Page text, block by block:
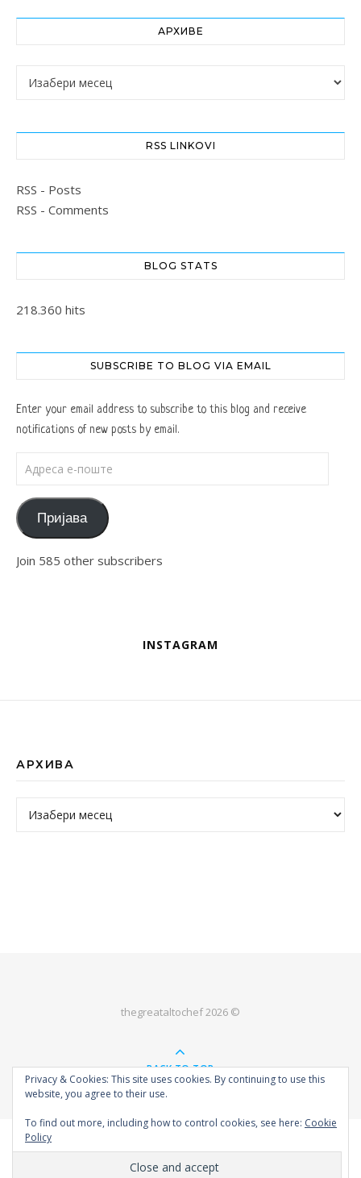
АРХИВЕ
Архиве
RSS LINKOVI
RSS - Posts
RSS - Comments
BLOG STATS
218.360 hits
SUBSCRIBE TO BLOG VIA EMAIL
Enter your email address to subscribe to this blog and receive
notifications of new posts by email.
Пријава
Join 585 other subscribers
INSTAGRAM
АРХИВА
Архива
thegreataltochef 2026 ©
BACK TO TOP
Privacy & Cookies: This site uses cookies. By continuing to use this
website, you agree to their use.
To find out more, including how to control cookies, see here: Cookie
Policy